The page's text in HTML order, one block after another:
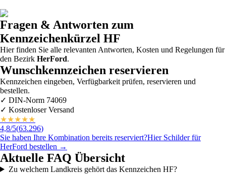
Fragen & Antworten zum
Kennzeichenkürzel HF
Hier finden Sie alle relevanten Antworten, Kosten und Regelungen für
den Bezirk HerFord.
Wunschkennzeichen reservieren
Kennzeichen eingeben, Verfügbarkeit prüfen, reservieren und
bestellen.
✓ DIN-Norm 74069
✓ Kostenloser Versand
★★★★★
4,8/5(63.296)
Sie haben Ihre Kombination bereits reserviert?Hier Schilder für
HerFord bestellen →
Aktuelle FAQ Übersicht
Zu welchem Landkreis gehört das Kennzeichen HF?